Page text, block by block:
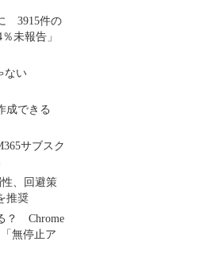
3915件の
未報告」
ない
成できる
サブスク
性、回避策
推奨
？ Chrome
無停止ア